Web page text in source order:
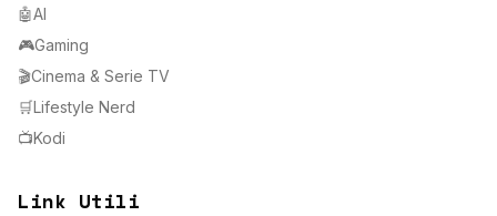
🤖AI
🎮Gaming
🎬Cinema & Serie TV
🛒Lifestyle Nerd
📺Kodi
Link Utili